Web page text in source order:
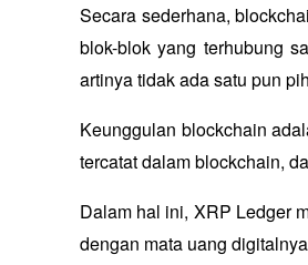
Secara sederhana,
blok-blok yang terhubung
artinya tidak ada satu pun
Keunggulan blockchain
tercatat dalam blockchain,
Dalam hal ini, XRP Ledger
dengan mata uang